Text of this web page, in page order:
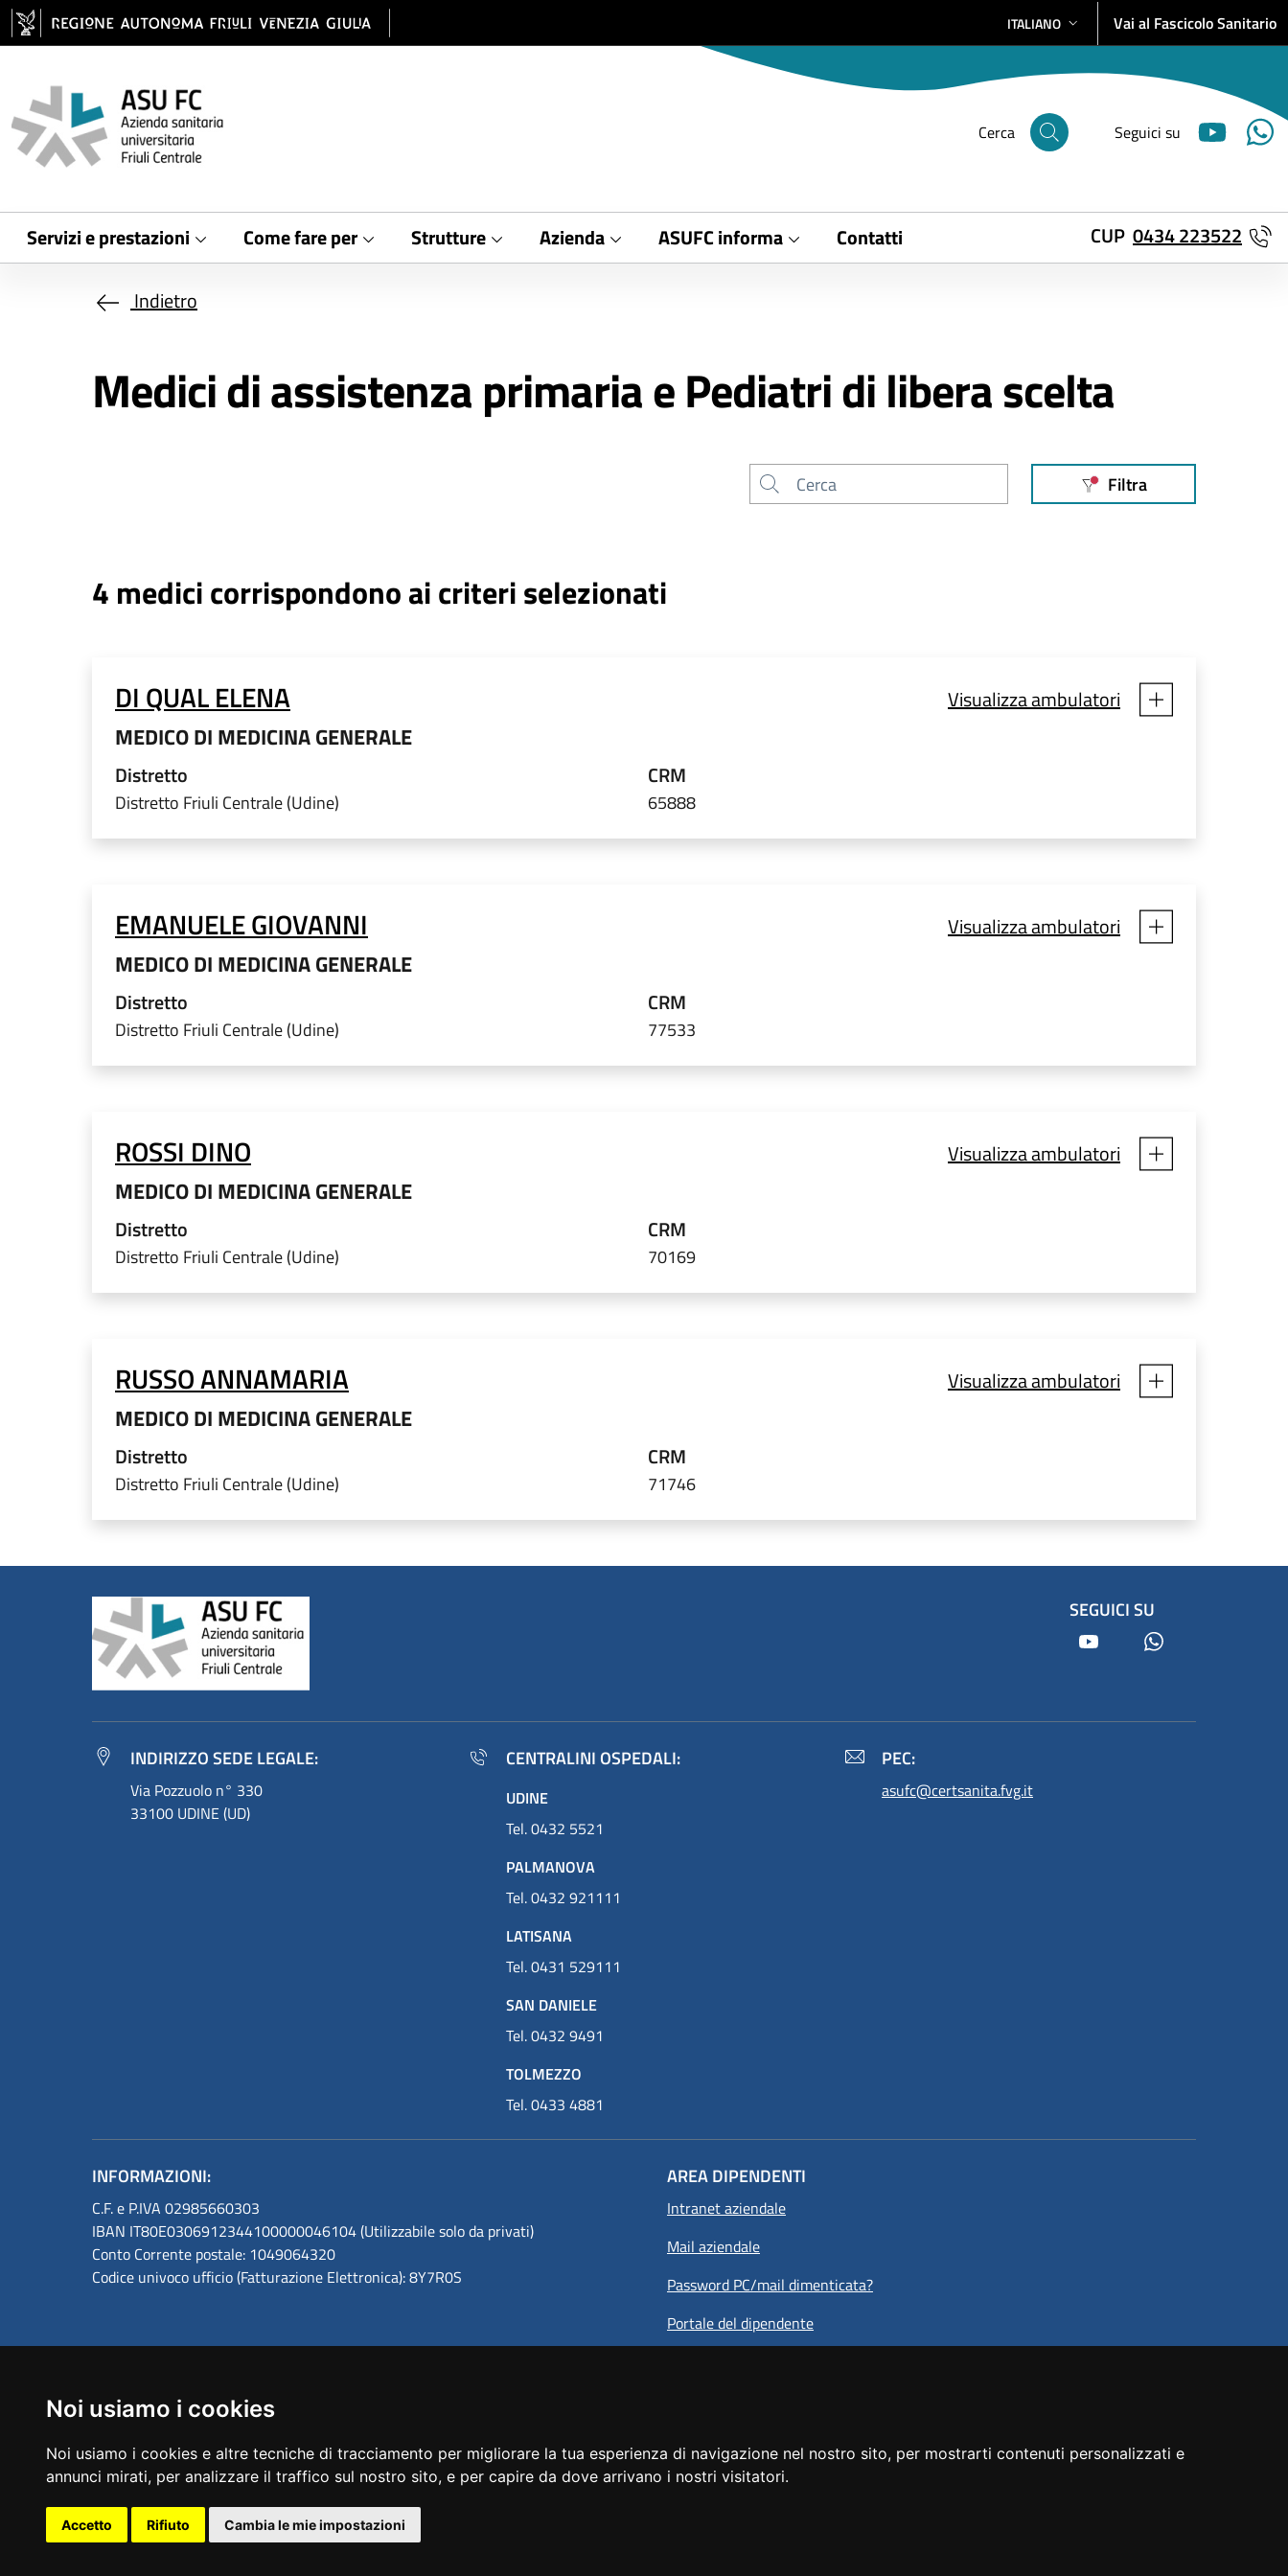
Noi usiamo i cookies
Noi usiamo i cookies e altre tecniche di tracciamento per migliorare la tua esperienza di navigazione nel nostro sito, per mostrarti contenuti personalizzati e
annunci mirati, per analizzare il traffico sul nostro sito, e per capire da dove arrivano i nostri visitatori.
Accetto Rifiuto Cambia le mie impostazioni
Salta al contenuto principale
SELEZIONE LINGUA: LINGUA SELEZIONATA
ITALIANO Vai al Fascicolo Sanitario
Cerca Seguici su
Servizi e prestazioni Come fare per Strutture Azienda ASUFC informa Contatti CUP 0434 223522
Indietro
Medici di assistenza primaria e Pediatri di libera scelta
Cerca
Filtri applicati
Filtra
4 medici corrispondono ai criteri selezionati
DI QUAL ELENA Visualizza ambulatori
MEDICO DI MEDICINA GENERALE
Distretto
Distretto Friuli Centrale (Udine)
CRM
65888
EMANUELE GIOVANNI Visualizza ambulatori
MEDICO DI MEDICINA GENERALE
Distretto
Distretto Friuli Centrale (Udine)
CRM
77533
ROSSI DINO Visualizza ambulatori
MEDICO DI MEDICINA GENERALE
Distretto
Distretto Friuli Centrale (Udine)
CRM
70169
RUSSO ANNAMARIA Visualizza ambulatori
MEDICO DI MEDICINA GENERALE
Distretto
Distretto Friuli Centrale (Udine)
CRM
71746
SEGUICI SU
Youtube
INDIRIZZO SEDE LEGALE:
Via Pozzuolo n° 330
33100 UDINE (UD)
CENTRALINI OSPEDALI:
UDINE
Tel. 0432 5521
PALMANOVA
Tel. 0432 921111
LATISANA
Tel. 0431 529111
SAN DANIELE
Tel. 0432 9491
TOLMEZZO
Tel. 0433 4881
PEC:
asufc@certsanita.fvg.it
INFORMAZIONI:
C.F. e P.IVA 02985660303
IBAN IT80E0306912344100000046104 (Utilizzabile solo da privati)
Conto Corrente postale: 1049064320
Codice univoco ufficio (Fatturazione Elettronica): 8Y7R0S
AREA DIPENDENTI
Intranet aziendale
Mail aziendale
Password PC/mail dimenticata?
Portale del dipendente
Amministrazione trasparente
Sezione Link Utili